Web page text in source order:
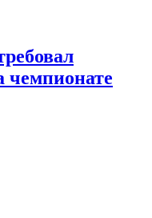
чемпионате